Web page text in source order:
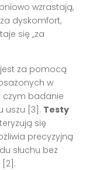
wzrastają,
dyskomfort,
się „za
za pomocą
w
czym badanie
uszu [3]. Testy
się
precyzyjną
słuchu bez